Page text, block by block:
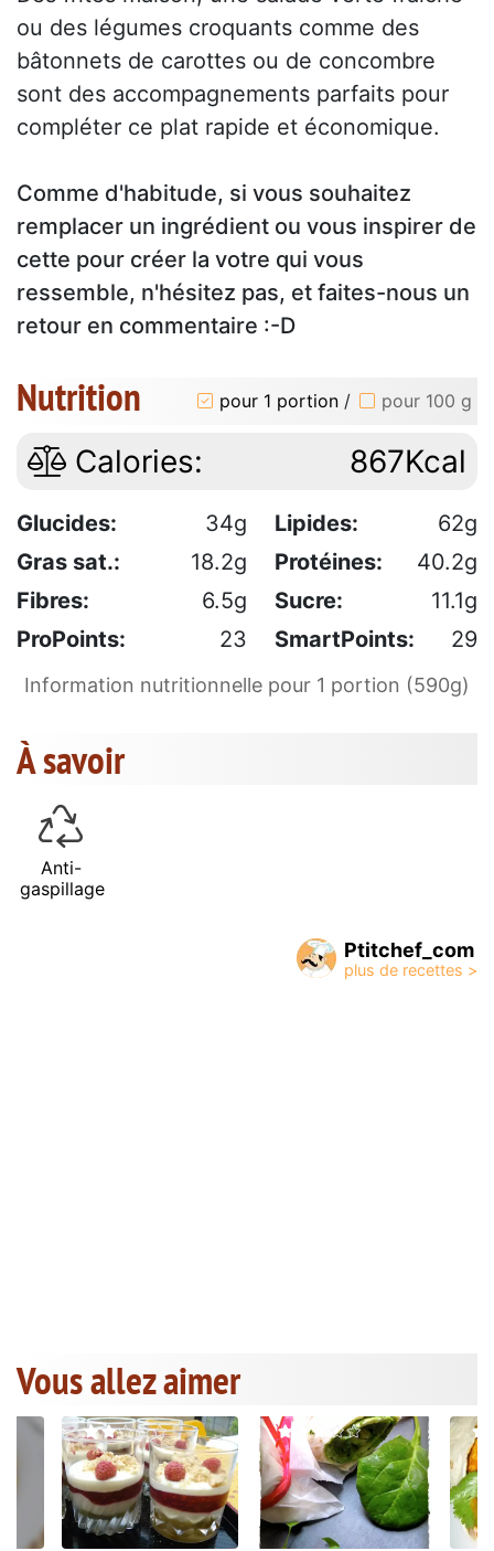
ou des légumes croquants comme des
bâtonnets de carottes ou de concombre
sont des accompagnements parfaits pour
compléter ce plat rapide et économique.
Comme d'habitude, si vous souhaitez
remplacer un ingrédient ou vous inspirer de
cette pour créer la votre qui vous
ressemble, n'hésitez pas, et faites-nous un
retour en commentaire :-D
Nutrition pour 1 portion / pour 100 g
Calories: 867Kcal
Glucides: 34g Lipides:
62g
Gras sat.:
18.2g Protéines:
40.2g
Fibres:
6.5g Sucre:
11.1g
ProPoints:
23 SmartPoints: 29
Information nutritionnelle pour 1 portion (590g)
À savoir
Anti-
gaspillage
Ptitchef_com
Vous allez aimer